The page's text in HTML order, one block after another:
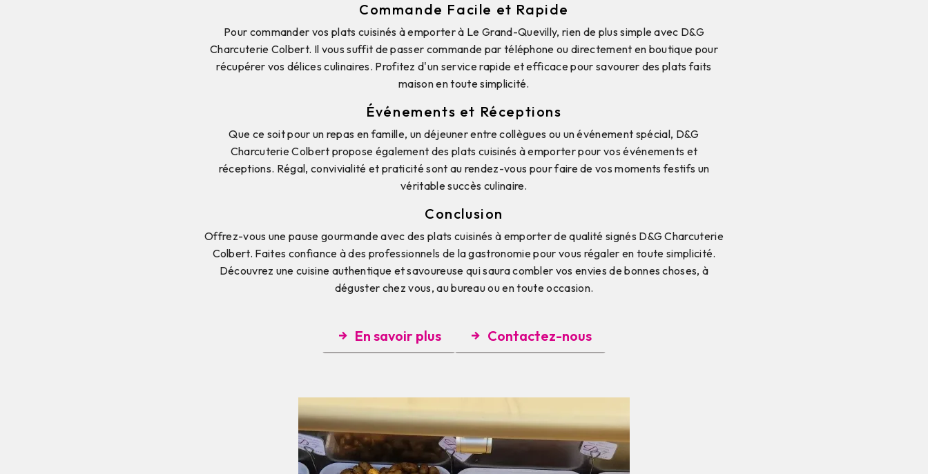
Commande Facile et Rapide
Pour commander vos plats cuisinés à emporter à Le Grand-Quevilly, rien de plus simple avec D&G
Charcuterie Colbert. Il vous suffit de passer commande par téléphone ou directement en boutique pour
récupérer vos délices culinaires. Profitez d'un service rapide et efficace pour savourer des plats faits
maison en toute simplicité.
Événements et Réceptions
Que ce soit pour un repas en famille, un déjeuner entre collègues ou un événement spécial, D&G
Charcuterie Colbert propose également des plats cuisinés à emporter pour vos événements et
réceptions. Régal, convivialité et praticité sont au rendez-vous pour faire de vos moments festifs un
véritable succès culinaire.
Conclusion
Offrez-vous une pause gourmande avec des plats cuisinés à emporter de qualité signés D&G Charcuterie
Colbert. Faites confiance à des professionnels de la gastronomie pour vous régaler en toute simplicité.
Découvrez une cuisine authentique et savoureuse qui saura combler vos envies de bonnes choses, à
déguster chez vous, au bureau ou en toute occasion.
En savoir plus Contactez-nous